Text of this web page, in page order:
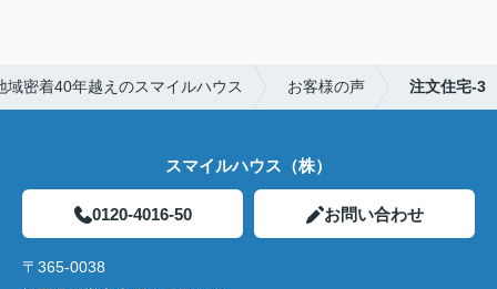
域密着40年越えのスマイルハウス お客様の声 注文住宅-3
スマイルハウス（株）
0120-4016-50 お問い合わせ
〒365-0038